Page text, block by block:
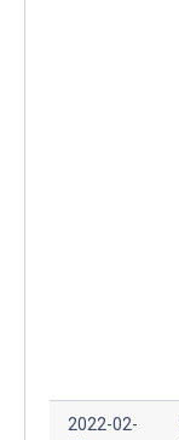
2022-02-